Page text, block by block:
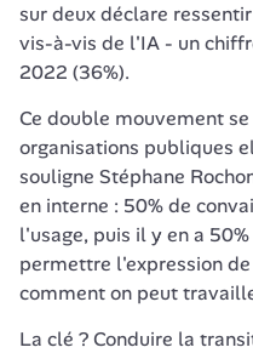
sur deux déclare
vis-à-vis de l'IA - un
2022 (36%).
Ce double mouvement
organisations publiques
souligne Stéphane
en interne : 50% de
l'usage, puis il y en a
permettre l'expression
comment on peut
La clé ? Conduire la